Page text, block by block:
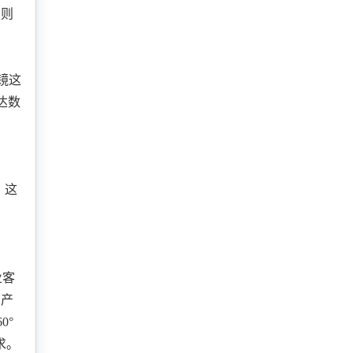
这
数
这